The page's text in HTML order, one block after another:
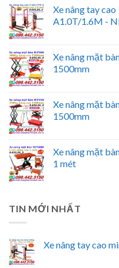
Xe nâng tay
A1.0T/1.6M -
Xe nâng mặt
1500mm
Xe nâng mặt
1500mm
Xe nâng mặt
1 mét
TIN MỚI NHẤT
Xe nâng tay cao